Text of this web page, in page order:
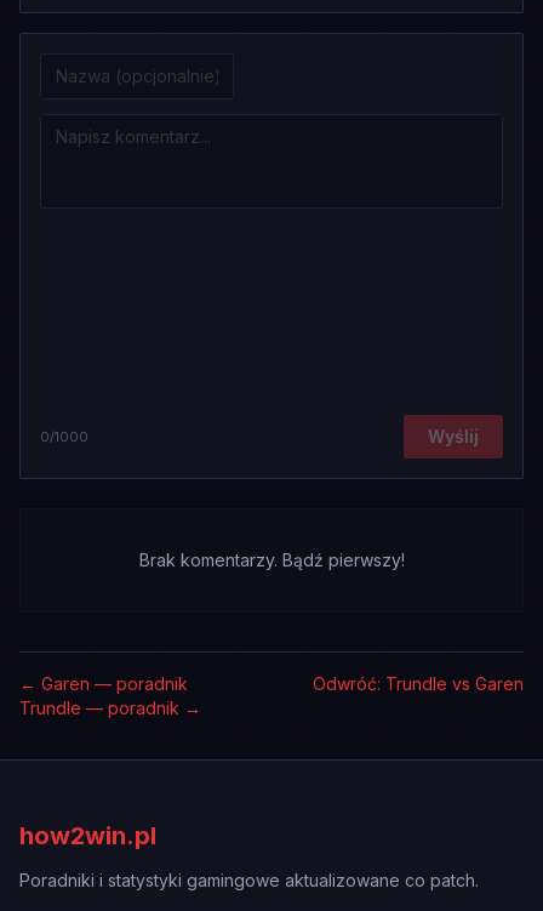
0/1000 Wyślij
Brak komentarzy. Bądź pierwszy!
← Garen — poradnik
Odwróć: Trundle vs Garen
Trundle — poradnik →
how2win.pl
Poradniki i statystyki gamingowe aktualizowane co patch.